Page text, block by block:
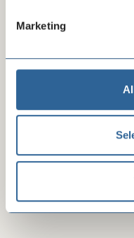
Marketing
juridisch
Stel